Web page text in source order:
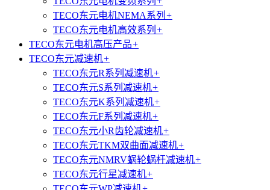
TECO东元电机NEMA系列 +
TECO东元电机高效系列 +
TECO东元电机高压产品+
TECO东元减速机+
TECO东元R系列减速机+
TECO东元S系列减速机+
TECO东元K系列减速机+
TECO东元F系列减速机+
TECO东元小R齿轮减速机+
TECO东元TKM双曲面减速机+
TECO东元NMRV蜗轮蜗杆减速机+
TECO东元行星减速机+